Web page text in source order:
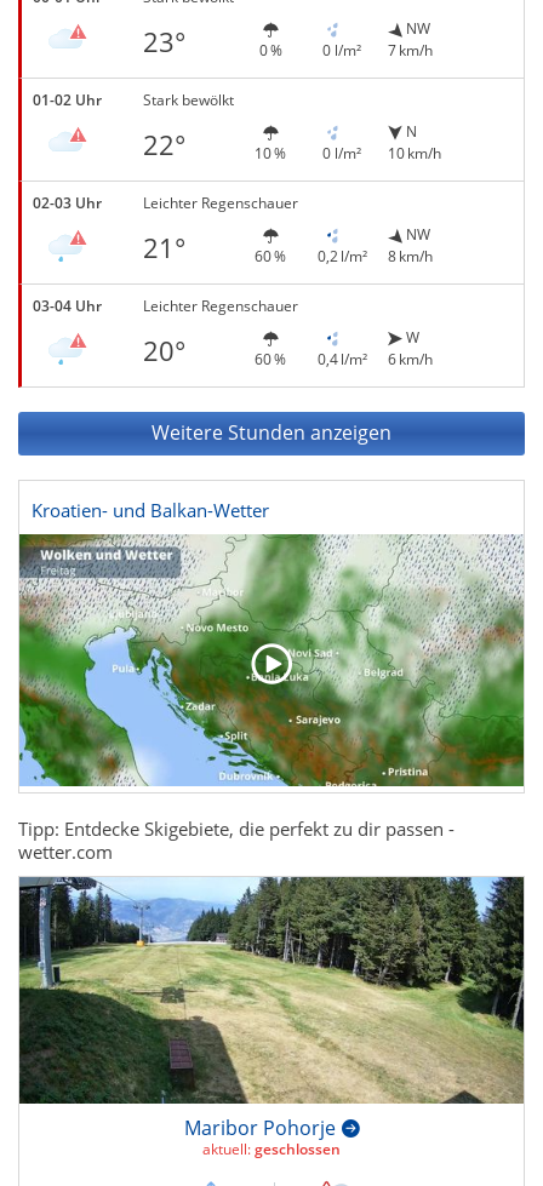
23° 0 % 0 l/m²
NW
7 km/h
01-02 Uhr Stark bewölkt
22° 10 % 0 l/m²
N
10 km/h
02-03 Uhr Leichter Regenschauer
21° 60 % 0,2 l/m²
NW
8 km/h
03-04 Uhr Leichter Regenschauer
20° 60 % 0,4 l/m²
W
6 km/h
Weitere Stunden anzeigen
Kroatien- und Balkan-Wetter
Tipp: Entdecke Skigebiete, die perfekt zu dir passen -
wetter.com
Maribor Pohorje
aktuell:geschlossen